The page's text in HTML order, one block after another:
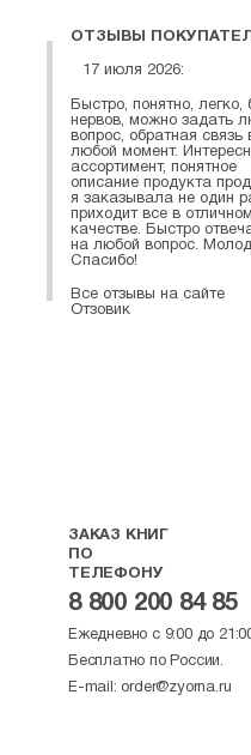
ОТЗЫВЫ
17 июля 2026:
Быстро, понятно, легко,
нервов, можно задать
вопрос, обратная связь
любой момент.
ассортимент, понятное
описание продукта
я заказывала не один
приходит все в отличном
качестве. Быстро
на любой вопрос.
Спасибо!
Все отзывы на сайте
Отзовик
ЗАКАЗ КНИГ
ПО
ТЕЛЕФОНУ
8 800 200 84 85
Ежедневно с 9:00 до
Бесплатно по России.
E-mail: order@zyorna.ru